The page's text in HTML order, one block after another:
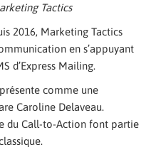
Tactics
2016, Marketing Tactics
en s’appuyant
d’Express Mailing.
comme une
Caroline Delaveau.
du Call-to-Action font partie